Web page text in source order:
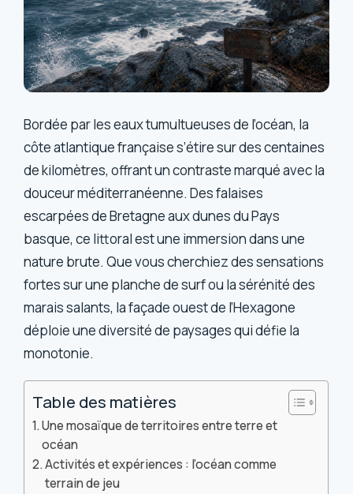
Bordée par les eaux tumultueuses de l’océan, la
côte atlantique française s’étire sur des centaines
de kilomètres, offrant un contraste marqué avec la
douceur méditerranéenne. Des falaises
escarpées de Bretagne aux dunes du Pays
basque, ce littoral est une immersion dans une
nature brute. Que vous cherchiez des sensations
fortes sur une planche de surf ou la sérénité des
marais salants, la façade ouest de l’Hexagone
déploie une diversité de paysages qui défie la
monotonie.
Table des matières
Une mosaïque de territoires entre terre et
océan
Activités et expériences : l’océan comme
terrain de jeu